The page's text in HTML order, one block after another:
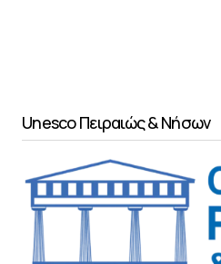
Unesco Πειραιώς & Νήσων